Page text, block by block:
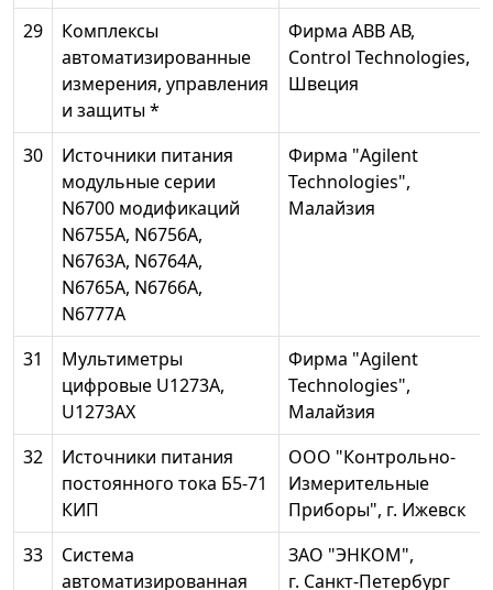
29
Комплексы
автоматизированные
измерения, управления
и защиты *
Фирма ABB АВ,
Control Technologies,
Швеция
30
Источники питания
модульные серии
N6700 модификаций
N6755A, N6756A,
N6763A, N6764A,
N6765A, N6766A,
N6777A
Фирма "Agilent
Technologies",
Малайзия
31
Мультиметры
цифровые U1273A,
U1273AX
Фирма "Agilent
Technologies",
Малайзия
32
Источники питания
постоянного тока Б5-71
КИП
ООО "Контрольно-
Измерительные
Приборы", г. Ижевск
33
Система
автоматизированная
ЗАО "ЭНКОМ",
г. Санкт-Петербург